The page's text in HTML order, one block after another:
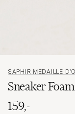
SAPHIR MEDAILLE
Sneaker
159,-